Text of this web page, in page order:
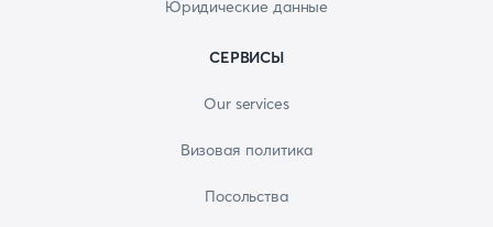
Юридические данные
СЕРВИСЫ
Our services
Визовая политика
Посольства